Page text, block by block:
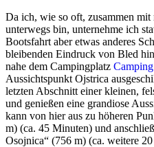
Da ich, wie so oft, zusammen
unterwegs bin, unternehme ich
Bootsfahrt aber etwas anderes
bleibenden Eindruck von Bled
nahe dem Campingplatz
Aussichtspunkt Ojstrica
letzten Abschnitt einer kleinen,
und genießen eine grandiose
kann von hier aus zu höheren
m) (ca. 45 Minuten) und
Osojnica“ (756 m) (ca. weitere